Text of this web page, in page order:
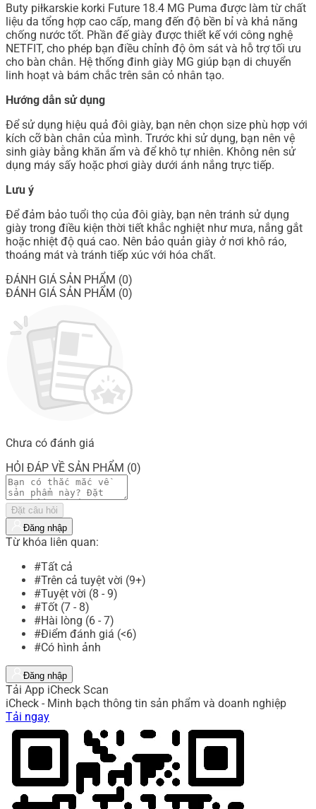
Buty piłkarskie korki Future 18.4 MG Puma được làm từ chất
liệu da tổng hợp cao cấp, mang đến độ bền bỉ và khả năng
chống nước tốt. Phần đế giày được thiết kế với công nghệ
NETFIT, cho phép bạn điều chỉnh độ ôm sát và hỗ trợ tối ưu
cho bàn chân. Hệ thống đinh giày MG giúp bạn di chuyển
linh hoạt và bám chắc trên sân cỏ nhân tạo.
Hướng dẫn sử dụng
Để sử dụng hiệu quả đôi giày, bạn nên chọn size phù hợp với
kích cỡ bàn chân của mình. Trước khi sử dụng, bạn nên vệ
sinh giày bằng khăn ẩm và để khô tự nhiên. Không nên sử
dụng máy sấy hoặc phơi giày dưới ánh nắng trực tiếp.
Lưu ý
Để đảm bảo tuổi thọ của đôi giày, bạn nên tránh sử dụng
giày trong điều kiện thời tiết khắc nghiệt như mưa, nắng gắt
hoặc nhiệt độ quá cao. Nên bảo quản giày ở nơi khô ráo,
thoáng mát và tránh tiếp xúc với hóa chất.
ĐÁNH GIÁ SẢN PHẨM (0)
ĐÁNH GIÁ SẢN PHẨM (0)
Chưa có đánh giá
HỎI ĐÁP VỀ SẢN PHẨM (0)
Đặt câu hỏi
Đăng nhập
Từ khóa liên quan:
#Tất cả
#Trên cả tuyệt vời (9+)
#Tuyệt vời (8 - 9)
#Tốt (7 - 8)
#Hài lòng (6 - 7)
#Điểm đánh giá (<6)
#Có hình ảnh
Đăng nhập
Tải App iCheck Scan
iCheck - Minh bạch thông tin sản phẩm và doanh nghiệp
Tải ngay